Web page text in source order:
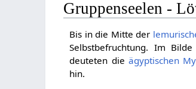
Gruppenseelen -
Bis in die Mitte der
Selbstbefruchtung. Im
deuteten die ägyptischen
hin.